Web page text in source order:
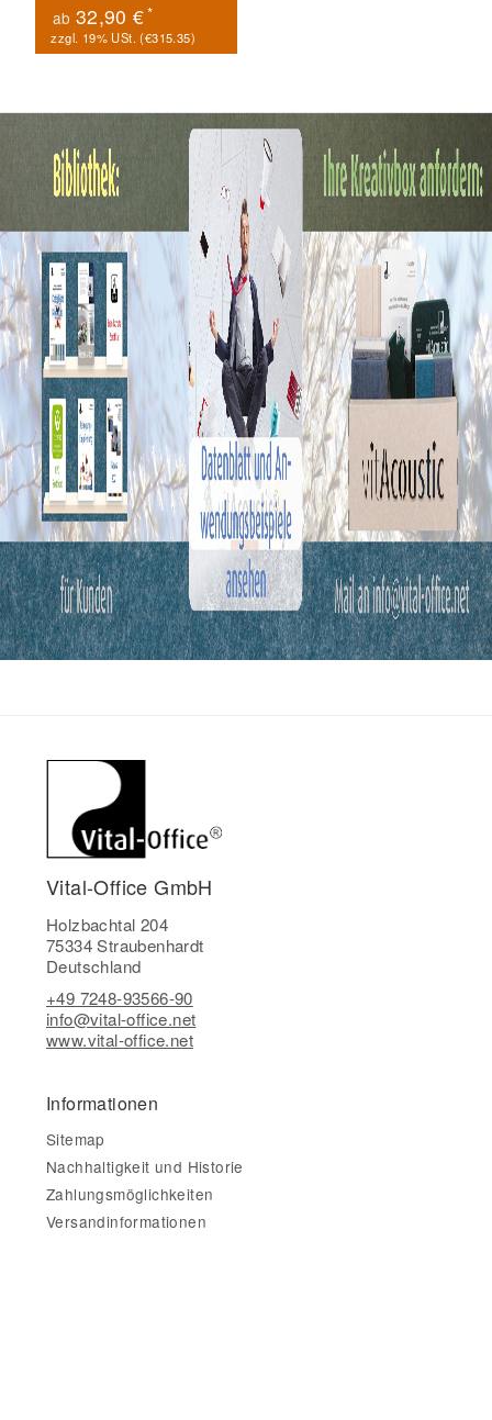
ab 32,90 €*
zzgl. 19% USt. (€315.35)
Vital-Office GmbH
Holzbachtal 204
75334 Straubenhardt
Deutschland
+49 7248-93566-90
info@vital-office.net
www.vital-office.net
Informationen
Sitemap
Nachhaltigkeit und Historie
Zahlungsmöglichkeiten
Versandinformationen